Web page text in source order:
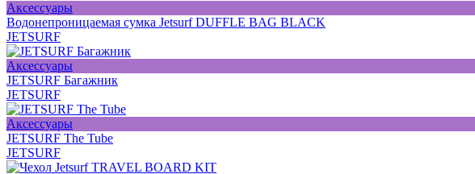
Аксессуары
Водонепроницаемая сумка Jetsurf DUFFLE BAG BLACK
JETSURF
Аксессуары
JETSURF Багажник
JETSURF
Аксессуары
JETSURF The Tube
JETSURF